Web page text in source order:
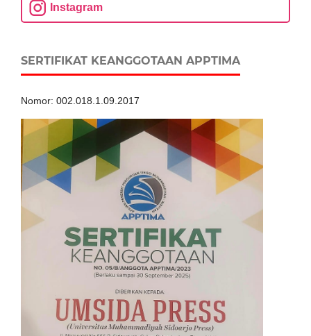
Instagram
SERTIFIKAT KEANGGOTAAN APPTIMA
Nomor: 002.018.1.09.2017